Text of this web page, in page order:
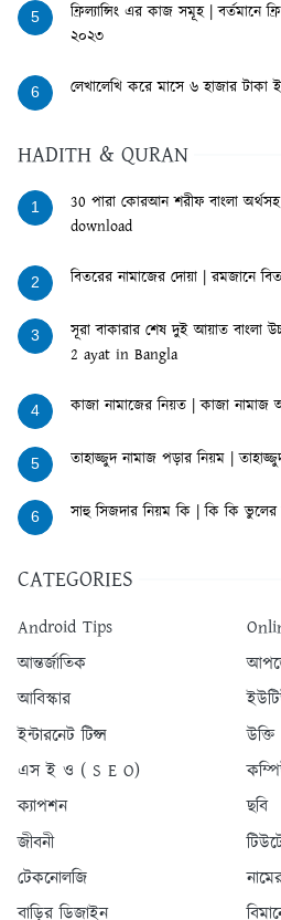
5
ফ্রিল্যান্সিং এর কাজ সমূহ | বর্তমানে
২০২৩
6 লেখালেখি করে মাসে ৬ হাজার
HADITH & QURAN
1
30 পারা কোরআন শরীফ বাংলা
download
2 বিতরের নামাজের দোয়া | রমজানে
3
সূরা বাকারার শেষ দুই আয়াত বাংলা
2 ayat in Bangla
4 কাজা নামাজের নিয়ত | কাজা নামাজ
5 তাহাজ্জুদ নামাজ পড়ার নিয়ম |
6 সাহু সিজদার নিয়ম কি | কি কি ভুলের
CATEGORIES
Android Tips
আন্তর্জাতিক
আবিস্কার
ইন্টারনেট টিপ্স
উক্তি
এস ই ও ( S E O)
ক্যাপশন
ছবি
জীবনী
টেকনোলজি
বাড়ির ডিজাইন